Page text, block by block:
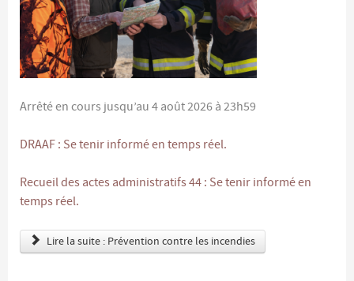
Arrêté en cours jusqu’au 4 août 2026 à 23h59
DRAAF : Se tenir informé en temps réel.
Recueil des actes administratifs 44 : Se tenir informé en
temps réel.
Lire la suite : Prévention contre les incendies